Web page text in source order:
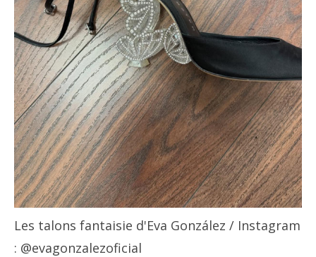
Les talons fantaisie d'Eva González / Instagram
: @evagonzalezoficial